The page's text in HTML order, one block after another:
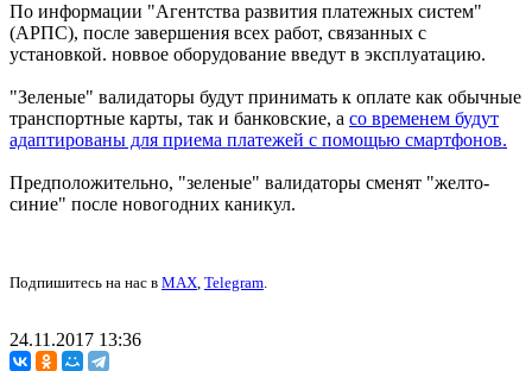
По информации "Агентства развития платежных систем"
(АРПС), после завершения всех работ, связанных с
установкой. новвое оборудование введут в эксплуатацию.
"Зеленые" валидаторы будут принимать к оплате как обычные
транспортные карты, так и банковские, а со временем будут
адаптированы для приема платежей с помощью смартфонов.
Предположительно, "зеленые" валидаторы сменят "желто-
синие" после новогодних каникул.
Подпишитесь на нас в MAX, Telegram.
24.11.2017 13:36